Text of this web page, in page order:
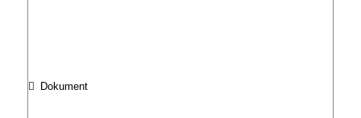
Dokument